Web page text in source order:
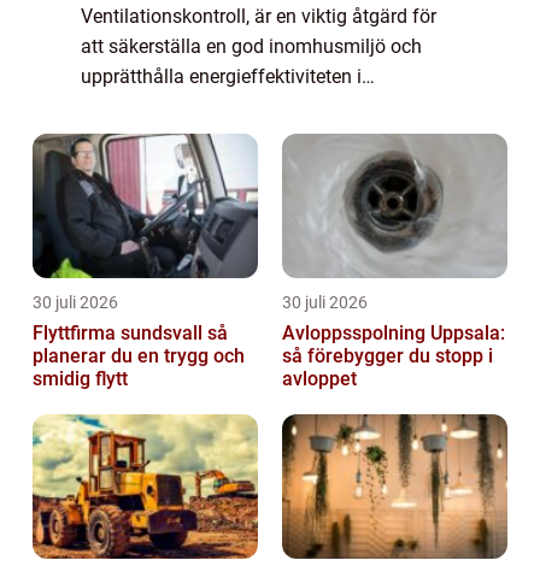
Ventilationskontroll, är en viktig åtgärd för
att säkerställa en god inomhusmiljö och
upprätthålla energieffektiviteten i
30 juli 2026
Flyttfirma sundsvall så
planerar du en trygg och
smidig flytt
30 juli 2026
Avloppsspolning Uppsala:
så förebygger du stopp i
avloppet